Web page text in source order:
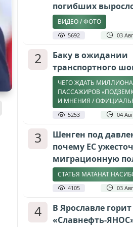
погибших
ВИДЕО / ФОТО
5692 03
2
Баку в ожидании
транспортного
ЧЕГО ЖДАТЬ
ПАССАЖИРОВ
И МНЕНИЯ /
5253 04
3
Шенген под
почему ЕС
миграционную
СТАТЬЯ МАТАНАТ
4105 03
4
В Ярославле
«Славнефть-